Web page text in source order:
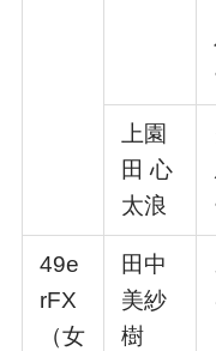
上園
⽥ ⼼
太浪
49e
rFX
（⼥
⽥中
美紗
樹